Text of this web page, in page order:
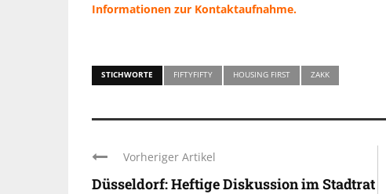
Informationen zur Kontaktaufnahme.
STICHWORTE FIFTYFIFTY HOUSING FIRST ZAKK
Vorheriger Artikel
Düsseldorf: Heftige Diskussion im Stadtrat